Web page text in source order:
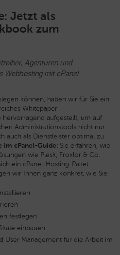
Jetzt als
zum
Agenturen und
Webhosting mit cPanel
können, haben wir für Sie ein
Whitepaper
hervorragend aufgestellt, um auf
Administrationstools nicht nur
auch als Dienstleister optimal zu
im cPanel-Guide: Sie erfahren, wie
wie Plesk, Froxlor & Co.
ein cPanel-Hosting-Paket
wir Ihnen ganz konkret, wie Sie:
festlegen
einbauen
User Management für die Arbeit im